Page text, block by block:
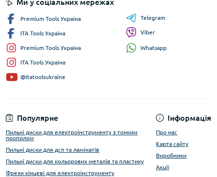
Популярне
Пильні диски для електроінструменту з тонким
пропилом
Пильні диски для дсп та ламінатів
Пильні диски для кольорових металів та пластику
Фрези кінцеві для електроінструменту
Інформація
Про нас
Карта сайту
Виробники
Акції
Ми у соціальних мережах
Premium Tools Україна
ITA Tools Україна
Premium Tools Україна
ITA Tools Україна
@itatoolsukraine
Telegram
Viber
Whatsapp